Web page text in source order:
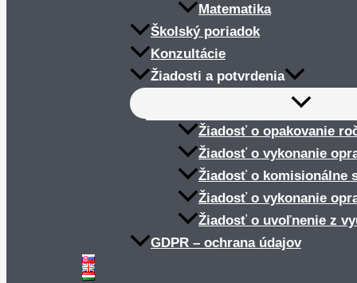
Matematika
Školský poriadok
Konzultácie
Žiadosti a potvrdenia
Žiadosť o opakovanie
Žiadosť o vykonanie
Žiadosť o komisionálne
Žiadosť o vykonanie
Žiadosť o uvoľnenie z
GDPR – ochrana údajov